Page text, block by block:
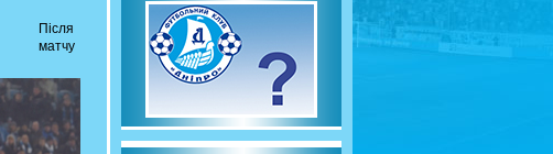
Після
матчу